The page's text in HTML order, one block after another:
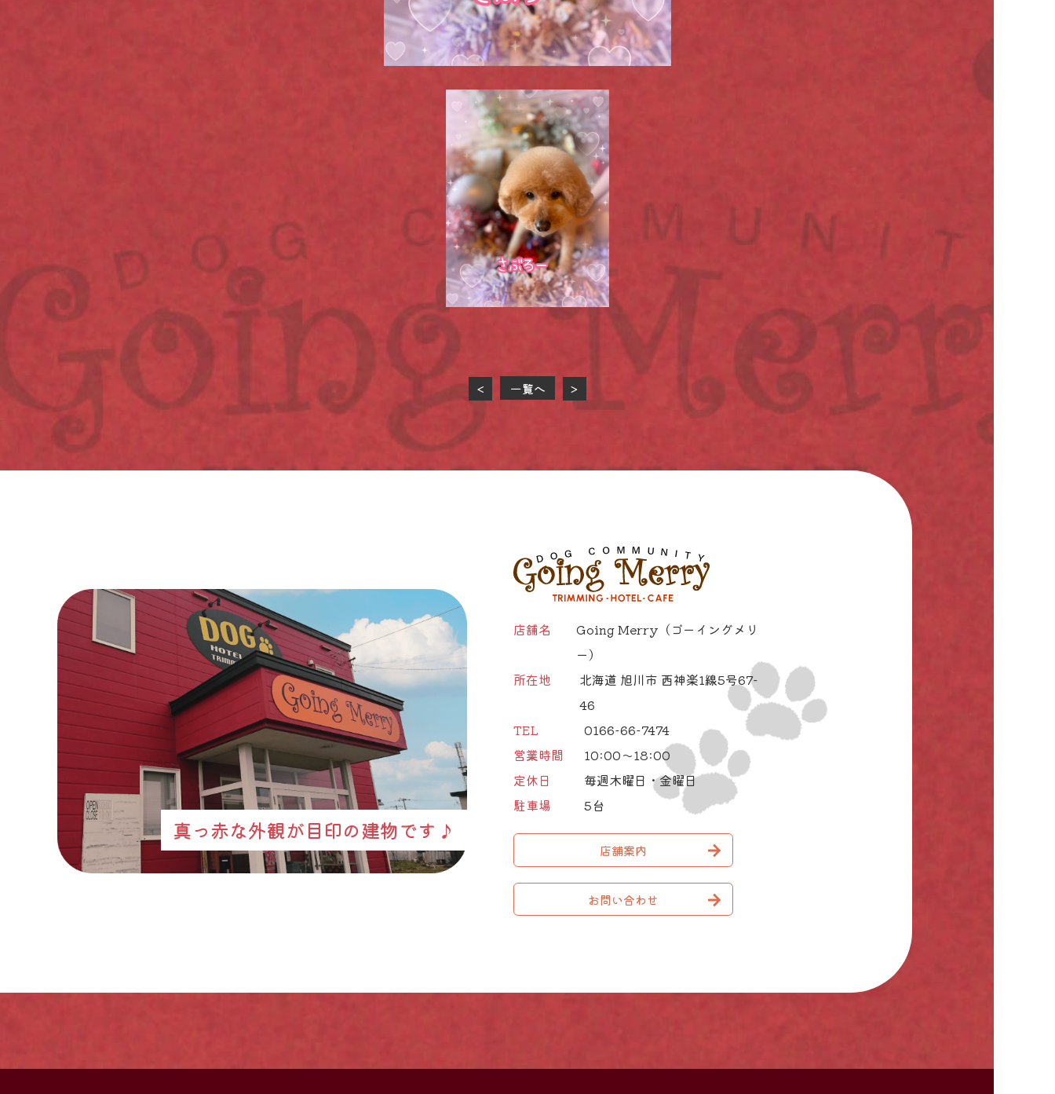
< 一覧へ >
真っ赤な外観が目印の建物です♪
店舗名 Going Merry（ゴーイングメリ
ー）
所在地
北海道 旭川市 西神楽1線5号67-
46
TEL
0166-66-7474
営業時間
10:00～18:00
定休日
毎週木曜日・金曜日
駐車場
5台
店舗案内
お問い合わせ